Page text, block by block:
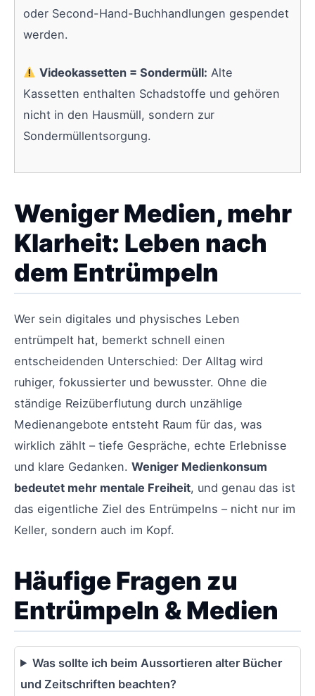
oder Second-Hand-Buchhandlungen gespendet
werden.
Videokassetten = Sondermüll: Alte
Kassetten enthalten Schadstoffe und gehören
nicht in den Hausmüll, sondern zur
Sondermüllentsorgung.
Weniger Medien, mehr
Klarheit: Leben nach
dem Entrümpeln
Wer sein digitales und physisches Leben
entrümpelt hat, bemerkt schnell einen
entscheidenden Unterschied: Der Alltag wird
ruhiger, fokussierter und bewusster. Ohne die
ständige Reizüberflutung durch unzählige
Medienangebote entsteht Raum für das, was
wirklich zählt – tiefe Gespräche, echte Erlebnisse
und klare Gedanken. Weniger Medienkonsum
bedeutet mehr mentale Freiheit, und genau das ist
das eigentliche Ziel des Entrümpelns – nicht nur im
Keller, sondern auch im Kopf.
Häufige Fragen zu
Entrümpeln & Medien
Was sollte ich beim Aussortieren alter Bücher
und Zeitschriften beachten?